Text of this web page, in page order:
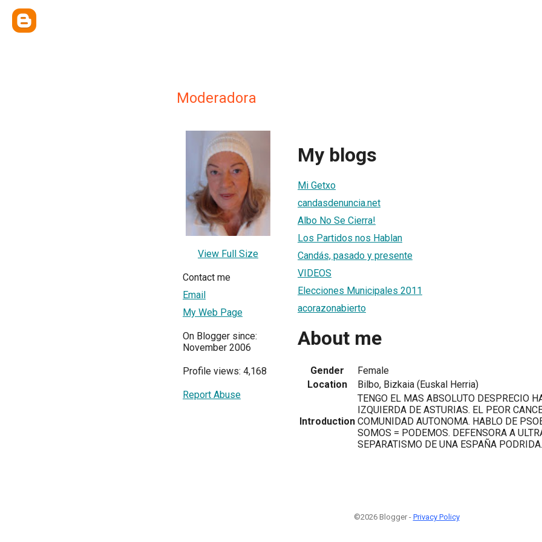
Moderadora
View Full Size
Contact me
Email
My Web Page
On Blogger since:
November 2006
Profile views: 4,168
Report Abuse
My blogs
Mi Getxo
candasdenuncia.net
Albo No Se Cierra!
Los Partidos nos Hablan
Candás, pasado y presente
VIDEOS
Elecciones Municipales 2011
acorazonabierto
About me
Gender
Female
Location
Bilbo, Bizkaia (Euskal Herria)
Introduction
TENGO EL MAS ABSOLUTO DESPRECIO
IZQUIERDA DE ASTURIAS. EL PEOR
COMUNIDAD AUTONOMA. HABLO DE
SOMOS = PODEMOS. DEFENSORA A
SEPARATISMO DE UNA ESPAÑA PODRIDA.
©2026 Blogger - Privacy Policy